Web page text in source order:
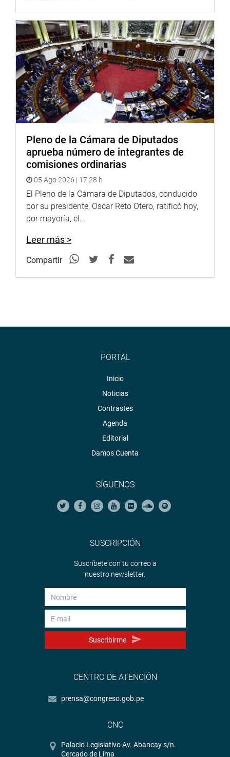
El titular del grupo de trabajo, Raúl Huamán Coronado
(bancada FP) explicó que el objetivo central es promover
la inversión privada, la transformación productiva y la
generación de valor agregado en Ica. Recordó que las
Zonas Económicas Especiales son motores de
descentralización y atraen inversión nacional y extranjera
sin generar costos fiscales, pues funcionan con capital
privado.
La ZEEP de Paracas se ubica en un punto estratégico
pues tiene acceso directo al Terminal Portuario General
San Martín, al Aeropuerto Internacional de Pisco y a la
Panamericana Sur, además de conectarse con los
principales corredores económicos del sur y centro del
país. Esto facilitará nuevas inversiones en manufactura,
agroindustria, pesca, minería y servicios.
INSTITUCIONAL
Pleno de la Cámara de Diputados
aprueba número de integrantes de
comisiones ordinarias
05 Ago 2026 | 17:28 h
El Pleno de la Cámara de Diputados, conducido
por su presidente, Oscar Reto Otero, ratificó hoy,
por mayoría, el...
Leer más >
Compartir
PORTAL
Inicio
Noticias
Contrastes
Agenda
Editorial
Damos Cuenta
SÍGUENOS
SUSCRIPCIÓN
Suscríbete con tu correo a
nuestro newsletter.
Suscribirme
CENTRO DE ATENCIÓN
prensa@congreso.gob.pe
CNC
Palacio Legislativo Av. Abancay s/n.
Cercado de Lima